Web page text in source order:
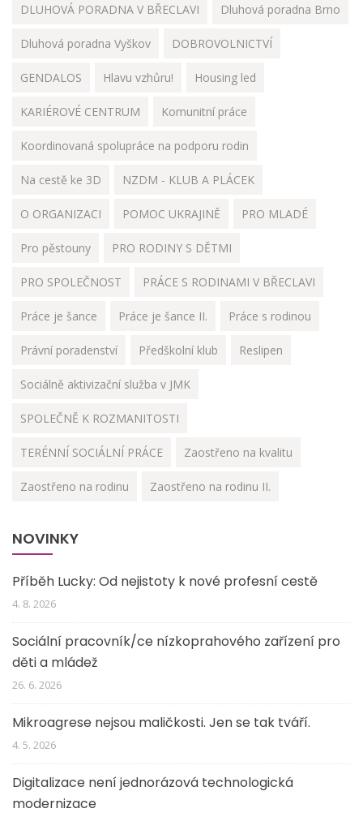
DLUHOVÁ PORADNA V BŘECLAVI Dluhová poradna Brno
Dluhová poradna Vyškov DOBROVOLNICTVÍ
GENDALOS Hlavu vzhůru! Housing led
KARIÉROVÉ CENTRUM Komunitní práce
Koordinovaná spolupráce na podporu rodin
Na cestě ke 3D NZDM - KLUB A PLÁCEK
O ORGANIZACI POMOC UKRAJINĚ PRO MLADÉ
Pro pěstouny PRO RODINY S DĚTMI
PRO SPOLEČNOST PRÁCE S RODINAMI V BŘECLAVI
Práce je šance Práce je šance II. Práce s rodinou
Právní poradenství Předškolní klub Reslipen
Sociálně aktivizační služba v JMK
SPOLEČNĚ K ROZMANITOSTI
TERÉNNÍ SOCIÁLNÍ PRÁCE Zaostřeno na kvalitu
Zaostřeno na rodinu Zaostřeno na rodinu II.
NOVINKY
Příběh Lucky: Od nejistoty k nové profesní cestě
4. 8. 2026
Sociální pracovník/ce nízkoprahového zařízení pro
děti a mládež
26. 6. 2026
Mikroagrese nejsou maličkosti. Jen se tak tváří.
4. 5. 2026
Digitalizace není jednorázová technologická
modernizace